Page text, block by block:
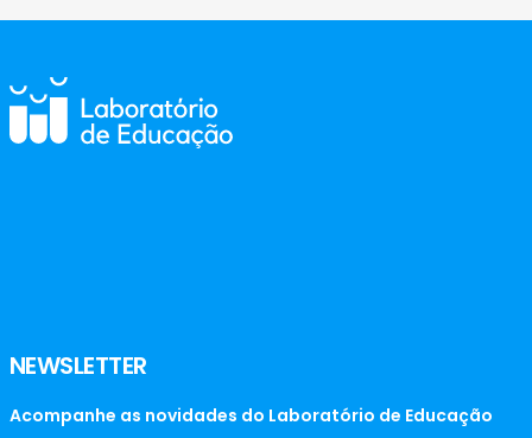
NEWSLETTER
Acompanhe as novidades do Laboratório de Educação